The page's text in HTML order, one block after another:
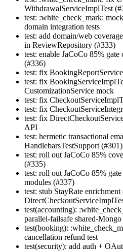
WithdrawalServiceImplTest
test: :white_check_mark:
domain integration tests
test: add domain/web
in ReviewRepository (#333)
test: enable JaCoCo 85%
(#336)
test: fix
test: fix
CustomizationService mock
test: fix
test: fix
test: fix
API
test: hermetic transactional
HandlebarsTestSupport (#301)
test: roll out JaCoCo 85%
(#335)
test: roll out JaCoCo 85%
modules (#337)
test: stub StayRate
test(accounting):
parallel-failsafe shared-Mongo
test(booking):
cancellation refund test
test(security): add auth +